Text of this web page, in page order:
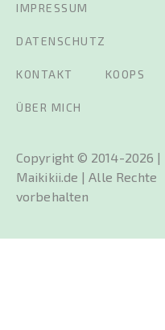
Copyright © 2014-2026 |
Maikikii.de | Alle Rechte
vorbehalten
IMPRESSUM
DATENSCHUTZ
KONTAKT KOOPS
ÜBER MICH